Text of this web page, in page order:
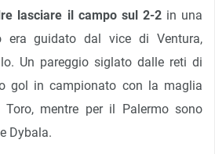
lasciare il campo sul 2-2in una
guidato dal vice di Ventura,
Un pareggio siglato dalle reti di
gol in campionato con la maglia
Toro, mentre per il Palermo sono
Dybala.